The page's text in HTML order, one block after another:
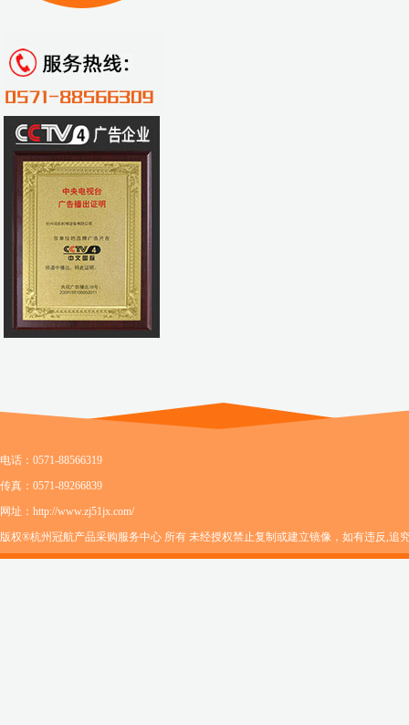
电话：0571-88566319
传真：0571-89266839
网址：http://www.zj51jx.com/
版权®杭州冠航产品采购服务中心 所有 未经授权禁止复制或建立镜像，如有违反,追